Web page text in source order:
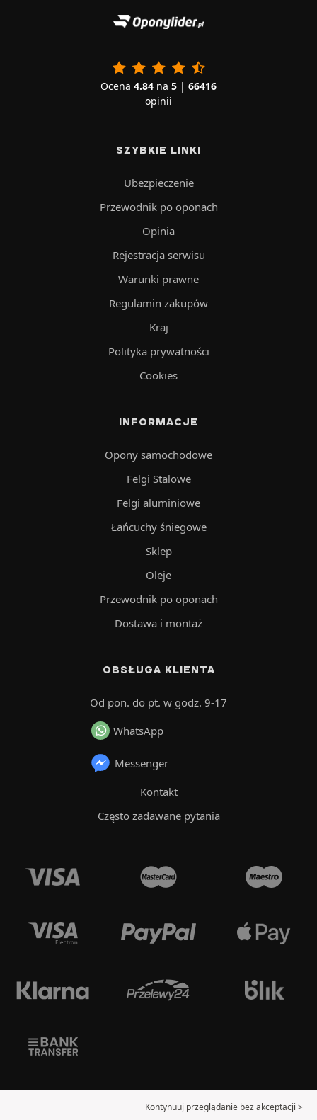
Ocena 4.84 na 5 | 66416
opinii
SZYBKIE LINKI
Ubezpieczenie
Przewodnik po oponach
Opinia
Rejestracja serwisu
Warunki prawne
Regulamin zakupów
Kraj
Polityka prywatności
Cookies
INFORMACJE
Opony samochodowe
Felgi Stalowe
Felgi aluminiowe
Łańcuchy śniegowe
Sklep
Oleje
Przewodnik po oponach
Dostawa i montaż
OBSŁUGA KLIENTA
Od pon. do pt. w godz. 9-17
WhatsApp
Messenger
Kontakt
Często zadawane pytania
Kontynuuj przeglądanie bez akceptacji >